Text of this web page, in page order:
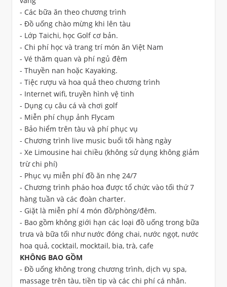
- Các bữa ăn theo chương trình
- Đồ uống chào mừng khi lên tàu
- Lớp Taichi, học Golf cơ bản.
- Chi phí học và trang trí món ăn Việt Nam
- Vé thăm quan và phí ngủ đêm
- Thuyền nan hoặc Kayaking.
- Tiệc rượu và hoa quả theo chương trình
- Internet wifi, truyền hình vệ tinh
- Dụng cụ câu cá và chơi golf
- Miễn phí chụp ảnh Flycam
- Bảo hiểm trên tàu và phí phục vụ
- Chương trình live music buổi tối hàng ngày
- Xe Limousine hai chiều (không sử dụng không giảm
trừ chi phí)
- Phục vụ miễn phí đồ ăn nhẹ 24/7
- Chương trình pháo hoa được tổ chức vào tối thứ 7
hàng tuần và các đoàn charter.
- Giặt là miễn phí 4 món đồ/phòng/đêm.
- Bao gồm không giới hạn các loại đồ uống trong bữa
trưa và bữa tối như nước đóng chai, nước ngọt, nước
hoa quả, cocktail, mocktail, bia, trà, cafe
KHÔNG BAO GỒM
- Đồ uống không trong chương trình, dịch vụ spa,
massage trên tàu, tiền tip và các chi phí cá nhân.